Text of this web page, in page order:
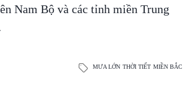
Nam Bộ và các tỉnh miền Trung
MƯA LỚN THỜI TIẾT MIỀN BẮC